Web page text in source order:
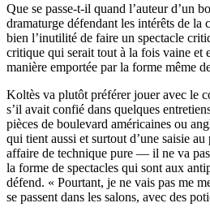
Que se passe-t-il quand l’auteur d’un
dramaturge défendant les intérêts de la
bien l’inutilité de faire un spectacle
critique qui serait tout à la fois vaine et
manière emportée par la forme même
Koltès va plutôt préférer jouer avec le
s’il avait confié dans quelques
pièces de boulevard américaines ou
qui tient aussi et surtout d’une saisie
affaire de technique pure — il ne va
la forme de spectacles qui sont aux
défend. « Pourtant, je ne vais pas me
se passent dans les salons, avec des